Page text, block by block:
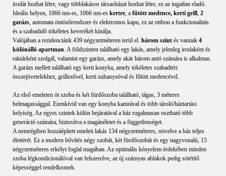
irodát hozhat létre, vagy többlakásos társasházat hozhat létre, ez az ingatlan eladó.
Ideális helyen, 1066 nm-es, 1066 nm-eskertre, afűtött medence, kerti grill,2
garázs, automata öntözőrendszer és elektromos kapu, ez az otthon a funkcionalitás
és a szabadidő tökéletes keverékét kínálja.
Valójában a rezidenciánk 439 négyzetméteren terül el.három szint és vannak4
különálló apartman. A földszinten található egy lakás, amely jelenleg irodaként és
raktárként szolgál, valamint egy garázs, amely akár három autó számára is alkalmas.
A garázs mellett található egy kerti konyha, amely tökéletes szabadtéri
összejövetelekhez, grillezővel, kerti zuhanyzóval és fűtött medencével.
Az első emeleten öt szoba és két fürdőszoba található, tágas, 3 méteres
belmagassággal. Ezenkívül van egy konyha kamrával és több tároló/háztartási
helyiség. Az egyes szintek külön bejáratával a ház rugalmasan osztható több
generáció számára, biztosítva a magánéletet és a függetlenséget.
A nemrégiben hozzáépített emeleti lakás 134 négyzetméteres, növelve a ház teljes
élettérét. Ez a modern bővítés négy szobát, két fürdőszobát és egy nagyvonalú, 15
négyzetméteres erkélyt foglal magában. Az optimális kényelem érdekében minden
szoba légkondicionálóval van felszerelve, az új szárnyas ablakok pedig sötétítő
képességgel rendelkeznek.